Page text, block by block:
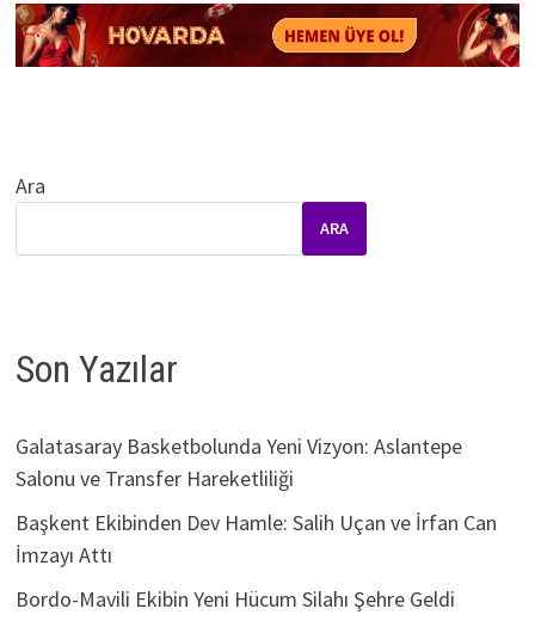
Ara
ARA
Son Yazılar
Galatasaray Basketbolunda Yeni Vizyon: Aslantepe
Salonu ve Transfer Hareketliliği
Başkent Ekibinden Dev Hamle: Salih Uçan ve İrfan Can
İmzayı Attı
Bordo-Mavili Ekibin Yeni Hücum Silahı Şehre Geldi